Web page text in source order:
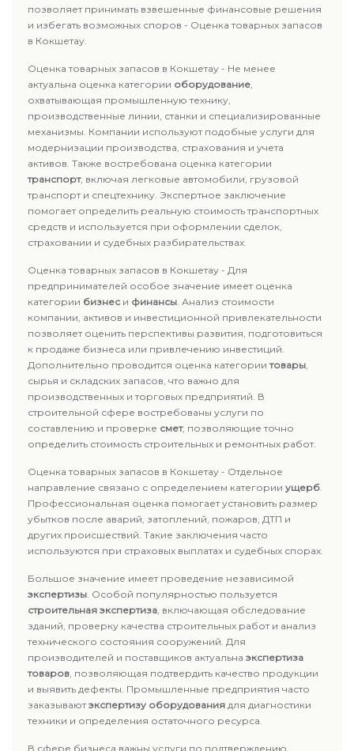
позволяет принимать взвешенные финансовые решения
и избегать возможных споров - Оценка товарных запасов
в Кокшетау.
Оценка товарных запасов в Кокшетау - Не менее
актуальна оценка категории оборудование,
охватывающая промышленную технику,
производственные линии, станки и специализированные
механизмы. Компании используют подобные услуги для
модернизации производства, страхования и учета
активов. Также востребована оценка категории
транспорт, включая легковые автомобили, грузовой
транспорт и спецтехнику. Экспертное заключение
помогает определить реальную стоимость транспортных
средств и используется при оформлении сделок,
страховании и судебных разбирательствах.
Оценка товарных запасов в Кокшетау - Для
предпринимателей особое значение имеет оценка
категории бизнес и финансы. Анализ стоимости
компании, активов и инвестиционной привлекательности
позволяет оценить перспективы развития, подготовиться
к продаже бизнеса или привлечению инвестиций.
Дополнительно проводится оценка категориитовары,
сырья и складских запасов, что важно для
производственных и торговых предприятий. В
строительной сфере востребованы услуги по
составлению и проверке смет, позволяющие точно
определить стоимость строительных и ремонтных работ.
Оценка товарных запасов в Кокшетау - Отдельное
направление связано с определением категории ущерб.
Профессиональная оценка помогает установить размер
убытков после аварий, затоплений, пожаров, ДТП и
других происшествий. Такие заключения часто
используются при страховых выплатах и судебных спорах.
Большое значение имеет проведение независимой
экспертизы. Особой популярностью пользуется
строительная экспертиза, включающая обследование
зданий, проверку качества строительных работ и анализ
технического состояния сооружений. Для
производителей и поставщиков актуальна экспертиза
товаров, позволяющая подтвердить качество продукции
и выявить дефекты. Промышленные предприятия часто
заказываютэкспертизу оборудования для диагностики
техники и определения остаточного ресурса.
В сфере бизнеса важны услуги по подтверждению